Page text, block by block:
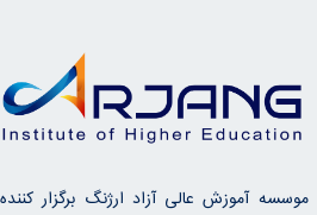
موسسه آموزش عالی آزاد ارژنگ برگزار